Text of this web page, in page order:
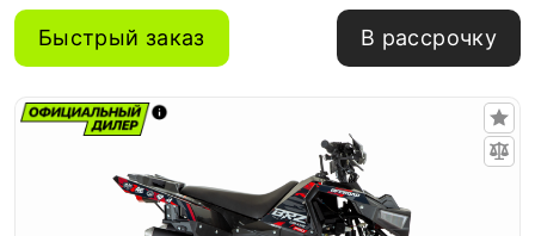
Быстрый заказ В рассрочку